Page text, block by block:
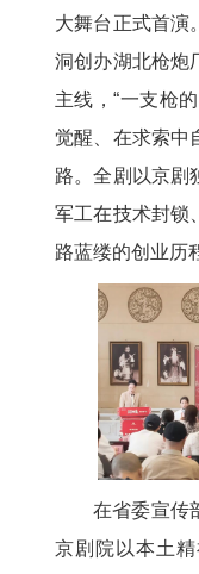
大舞台正式首演
洞创办湖北枪炮
主线，“一支枪
觉醒、在求索中
路。全剧以京剧
军工在技术封锁
路蓝缕的创业历
在省委宣传
京剧院以本土